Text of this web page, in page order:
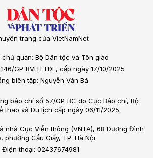
trang của VietNamNet
chủ quản: Bộ Dân tộc và Tôn giáo
GP-BVHTTDL, cấp ngày 17/10/2025
biên tập: Nguyễn Văn Bá
báo chí số 57/GP-BC do Cục Báo chí, Bộ
thao và Du lịch cấp ngày 06/11/2025.
nhà Cục Viễn thông (VNTA), 68 Dương Đình
phường Cầu Giấy, TP. Hà Nội.
Điện thoại: 02437674981